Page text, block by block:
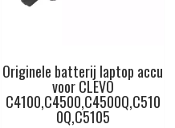
Originele batterij laptop accu
voor CLEVO
C4100,C4500,C4500Q,C510
0Q,C5105